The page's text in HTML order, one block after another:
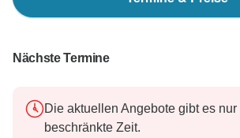
Nächste Termine
Die aktuellen Angebote gibt es nur
beschränkte Zeit.